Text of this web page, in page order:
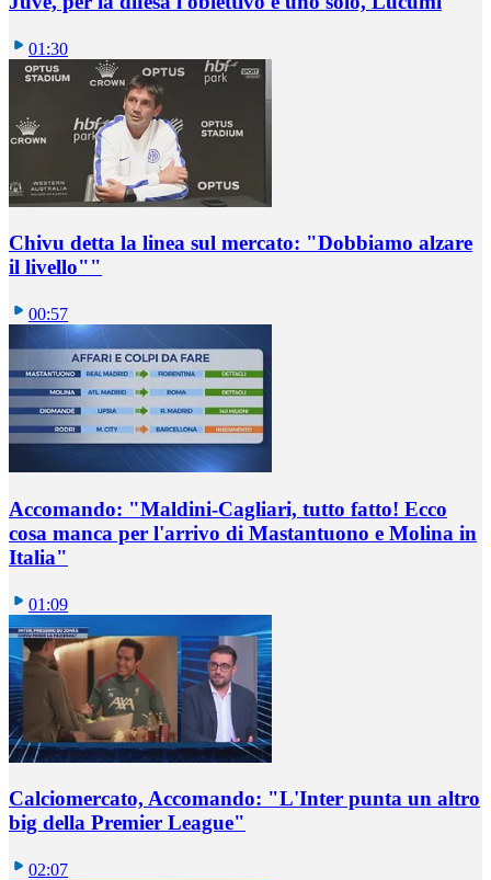
01:30
Chivu detta la linea sul mercato: "Dobbiamo alzare
il livello""
00:57
Accomando: "Maldini-Cagliari, tutto fatto! Ecco
cosa manca per l'arrivo di Mastantuono e Molina in
Italia"
01:09
Calciomercato, Accomando: "L'Inter punta un altro
big della Premier League"
02:07